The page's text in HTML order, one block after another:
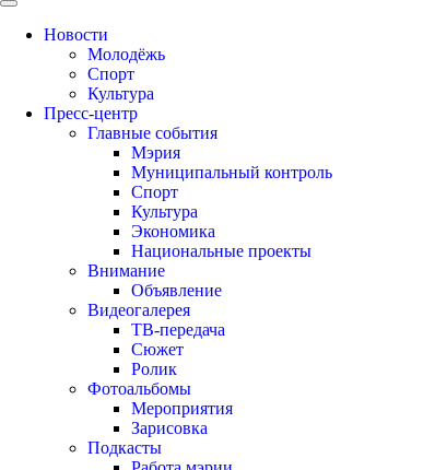
Новости
Молодёжь
Спорт
Культура
Пресс-центр
Главные события
Мэрия
Муниципальный контроль
Спорт
Культура
Экономика
Национальные проекты
Внимание
Объявление
Видеогалерея
ТВ-передача
Сюжет
Ролик
Фотоальбомы
Мероприятия
Зарисовка
Подкасты